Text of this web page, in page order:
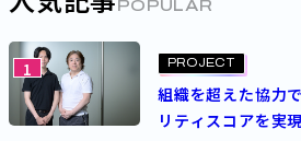
POPULAR
1 PROJECT
組織を超えた協力
リティスコアを実